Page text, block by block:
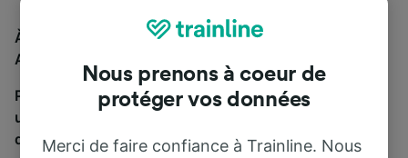
À la recherche d'un bus de Cannes—La Bocca à Paris
Austerlitz, vous êtes au bon endroit.
Pour trouver des billets de bus, lancez simplement
une recherche ci-dessus. Nous comparons les temps
de trajets et les prix des voyages, en train et en bus.
Nous prenons à coeur de
protéger vos données
Merci de faire confiance à Trainline. Nous